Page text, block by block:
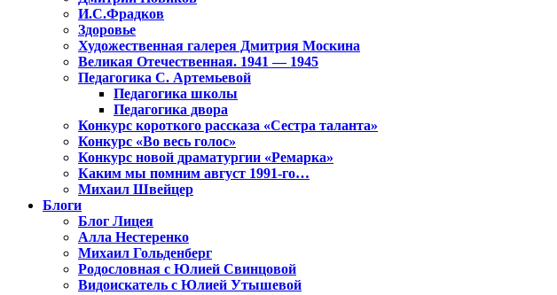
И.С.Фрадков
Здоровье
Художественная галерея Дмитрия Москина
Великая Отечественная. 1941 — 1945
Педагогика С. Артемьевой
Педагогика школы
Педагогика двора
Конкурс короткого рассказа «Сестра таланта»
Конкурс «Во весь голос»
Конкурс новой драматургии «Ремарка»
Каким мы помним август 1991-го…
Михаил Швейцер
Блоги
Блог Лицея
Алла Нестеренко
Михаил Гольденберг
Родословная с Юлией Свинцовой
Видоискатель с Юлией Утышевой